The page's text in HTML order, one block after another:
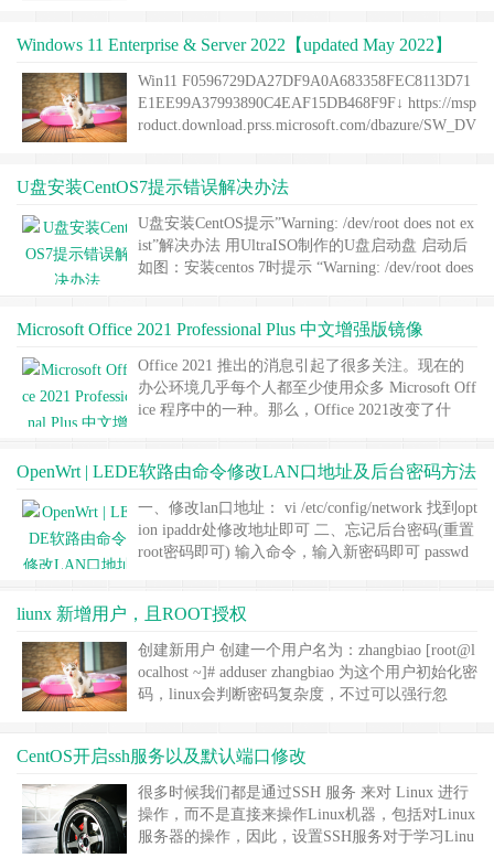
境，以及可便于携带的虚拟机器，其更好的灵活性
与先进的技术胜过了市面上其他的虚拟计算机软
件。 对于企业的 ……继续阅读 »
Windows 11 Enterprise & Server 2022【updated May 2022】
Win11 F0596729DA27DF9A0A683358FEC8113D71
E1EE99A37993890C4EAF15DB468F9F↓ https://msp
roduct.download.prss.microsoft.com/dbazure/SW_DV
U盘安装CentOS7提示错误解决办法
U盘安装CentOS提示”Warning: /dev/root does not ex
ist”解决办法 用UltraISO制作的U盘启动盘 启动后
如图：安装centos 7时提示 “Warning: /dev/root does
Microsoft Office 2021 Professional Plus 中文增强版镜像
Office 2021 推出的消息引起了很多关注。现在的
办公环境几乎每个人都至少使用众多 Microsoft Off
ice 程序中的一种。那么，Office 2021改变了什
Microsoft Office 2021 将有哪些修改？ 改为一次性
购买模式 最…… 继续阅读 »
OpenWrt | LEDE软路由命令修改LAN口地址及后台密码方法
一、修改lan口地址： vi /etc/config/network 找到opt
ion ipaddr处修改地址即可 二、忘记后台密码(重置
root密码即可) 输入命令，输入新密码即可 passwd
liunx 新增用户，且ROOT授权
创建新用户 创建一个用户名为：zhangbiao [root@l
ocalhost ~]# adduser zhangbiao 为这个用户初始化密
码，linux会判断密码复杂度，不过可以强行忽
密码未通过字典检查 ……
CentOS开启ssh服务以及默认端口修改
很多时候我们都是通过SSH 服务 来对 Linux 进行
操作，而不是直接来操作Linux机器，包括对Linux
服务器的操作，因此，设置SSH服务对于学习Linu